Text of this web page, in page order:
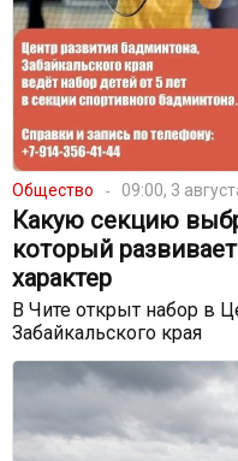
Общество 09:00, 3
Какую секцию
который
характер
В Чите открыт набор в
Забайкальского края